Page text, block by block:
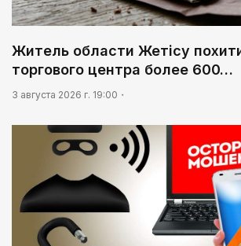
Житель области Жетісу
торгового центра более 600…
3 августа 2026 г. 19:00